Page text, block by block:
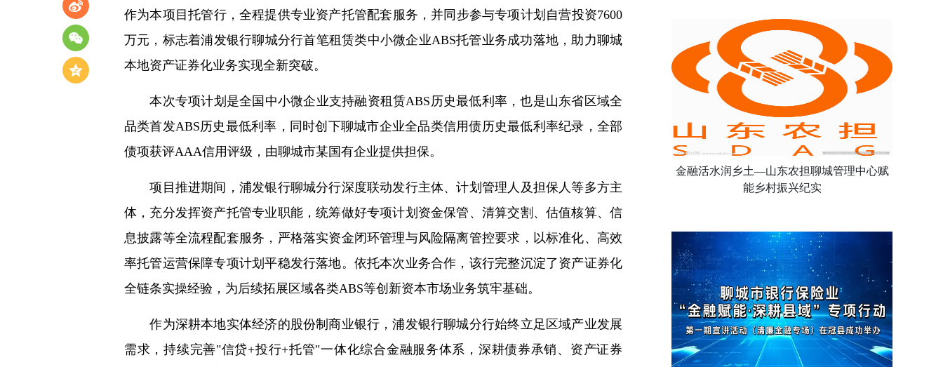
作为本项目托管行，全程提供专业资产托管配套服务，并同步参与专项计划自营投资7600
万元，标志着浦发银行聊城分行首笔租赁类中小微企业ABS托管业务成功落地，助力聊城
本地资产证券化业务实现全新突破。
本次专项计划是全国中小微企业支持融资租赁ABS历史最低利率，也是山东省区域全
品类首发ABS历史最低利率，同时创下聊城市企业全品类信用债历史最低利率纪录，全部
债项获评AAA信用评级，由聊城市某国有企业提供担保。
项目推进期间，浦发银行聊城分行深度联动发行主体、计划管理人及担保人等多方主
体，充分发挥资产托管专业职能，统筹做好专项计划资金保管、清算交割、估值核算、信
息披露等全流程配套服务，严格落实资金闭环管理与风险隔离管控要求，以标准化、高效
率托管运营保障专项计划平稳发行落地。依托本次业务合作，该行完整沉淀了资产证券化
全链条实操经验，为后续拓展区域各类ABS等创新资本市场业务筑牢基础。
作为深耕本地实体经济的股份制商业银行，浦发银行聊城分行始终立足区域产业发展
需求，持续完善"信贷+投行+托管"一体化综合金融服务体系，深耕债券承销、资产证券
金融活水润乡土—山东农担聊城管理中心赋
能乡村振兴纪实